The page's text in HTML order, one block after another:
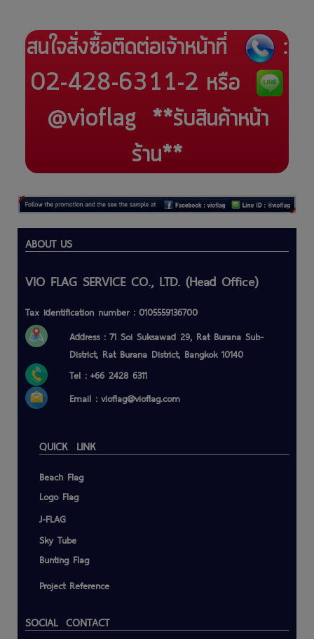
สนใจสั่งซื้อติดต่อเจ้าหน้าที่
:
02-428-6311-2 หรือ
@vioflag **รับสินค้าหน้า
ร้าน**
ABOUT US
VIO FLAG SERVICE CO., LTD. (Head Office)
Tax identification number : 0105559136700
Address : 71 Soi Suksawad 29, Rat Burana Sub-
District, Rat Burana District, Bangkok 10140
Tel : +66 2428 6311
Email : vioflag@vioflag.com
QUICK LINK
Beach Flag
Logo Flag
J-FLAG
Sky Tube
Bunting Flag
Project Reference
SOCIAL CONTACT